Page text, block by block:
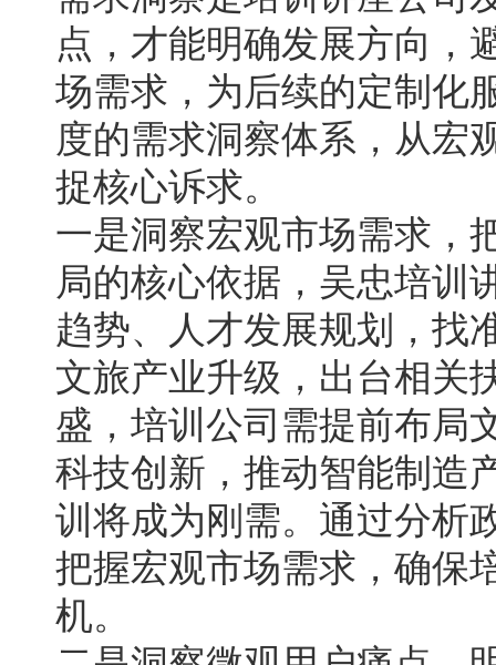
点，才能明确发展方向，
场需求，为后续的定制化
度的需求洞察体系，从宏
捉核心诉求。
一是洞察宏观市场需求，
局的核心依据，吴忠培训
趋势、人才发展规划，找
文旅产业升级，出台相关
盛，培训公司需提前布局
科技创新，推动智能制造
训将成为刚需。通过分析
把握宏观市场需求，确保
机。